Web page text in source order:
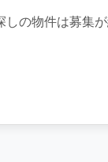
しの物件は募集